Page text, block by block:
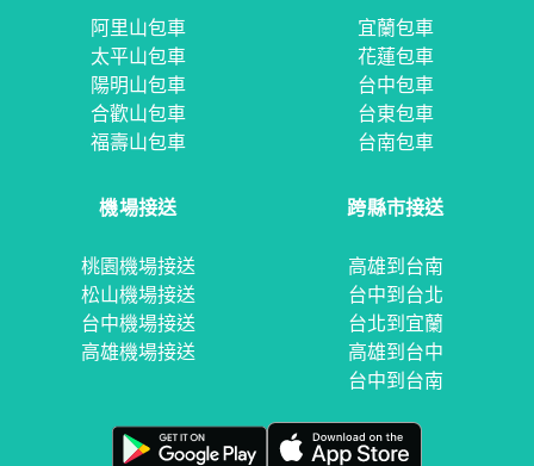
阿里山包車
太平山包車
陽明山包車
合歡山包車
福壽山包車
宜蘭包車
花蓮包車
台中包車
台東包車
台南包車
機場接送
桃園機場接送
松山機場接送
台中機場接送
高雄機場接送
跨縣市接送
高雄到台南
台中到台北
台北到宜蘭
高雄到台中
台中到台南